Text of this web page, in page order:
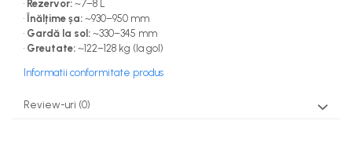
• Rezervor: ~7–8 L
• Înălțime șa: ~930–950 mm
• Gardă la sol: ~330–345 mm
• Greutate: ~122–128 kg (la gol)
Informatii conformitate produs
Review-uri (0)